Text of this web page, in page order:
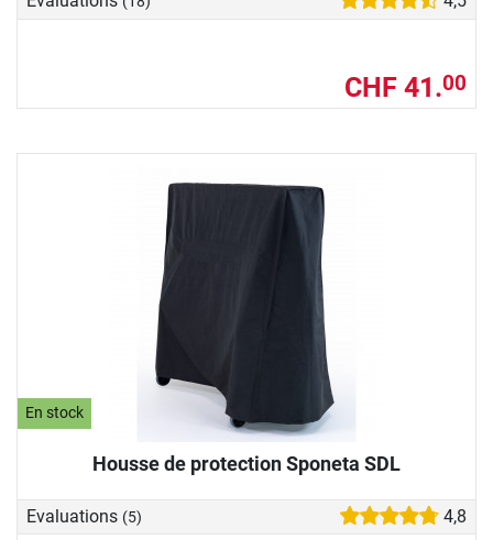
CHF 41.00
En stock
Housse de protection Sponeta SDL
Evaluations (5) 4,8